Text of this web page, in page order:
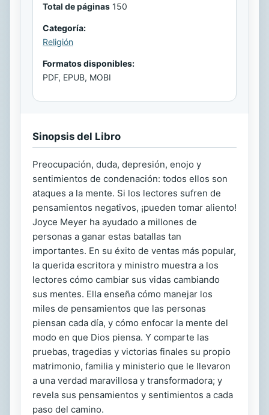
Total de páginas 150
Categoría:
Religión
Formatos disponibles:
PDF, EPUB, MOBI
Sinopsis del Libro
Preocupación, duda, depresión, enojo y
sentimientos de condenación: todos ellos son
ataques a la mente. Si los lectores sufren de
pensamientos negativos, ¡pueden tomar aliento!
Joyce Meyer ha ayudado a millones de
personas a ganar estas batallas tan
importantes. En su éxito de ventas más popular,
la querida escritora y ministro muestra a los
lectores cómo cambiar sus vidas cambiando
sus mentes. Ella enseña cómo manejar los
miles de pensamientos que las personas
piensan cada día, y cómo enfocar la mente del
modo en que Dios piensa. Y comparte las
pruebas, tragedias y victorias finales su propio
matrimonio, familia y ministerio que le llevaron
a una verdad maravillosa y transformadora; y
revela sus pensamientos y sentimientos a cada
paso del camino.